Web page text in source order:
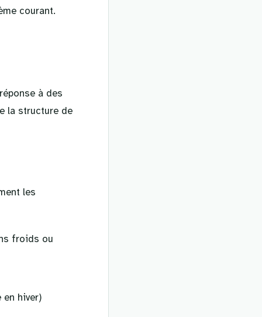
courant.
à des
la structure de
les
froids ou
hiver)